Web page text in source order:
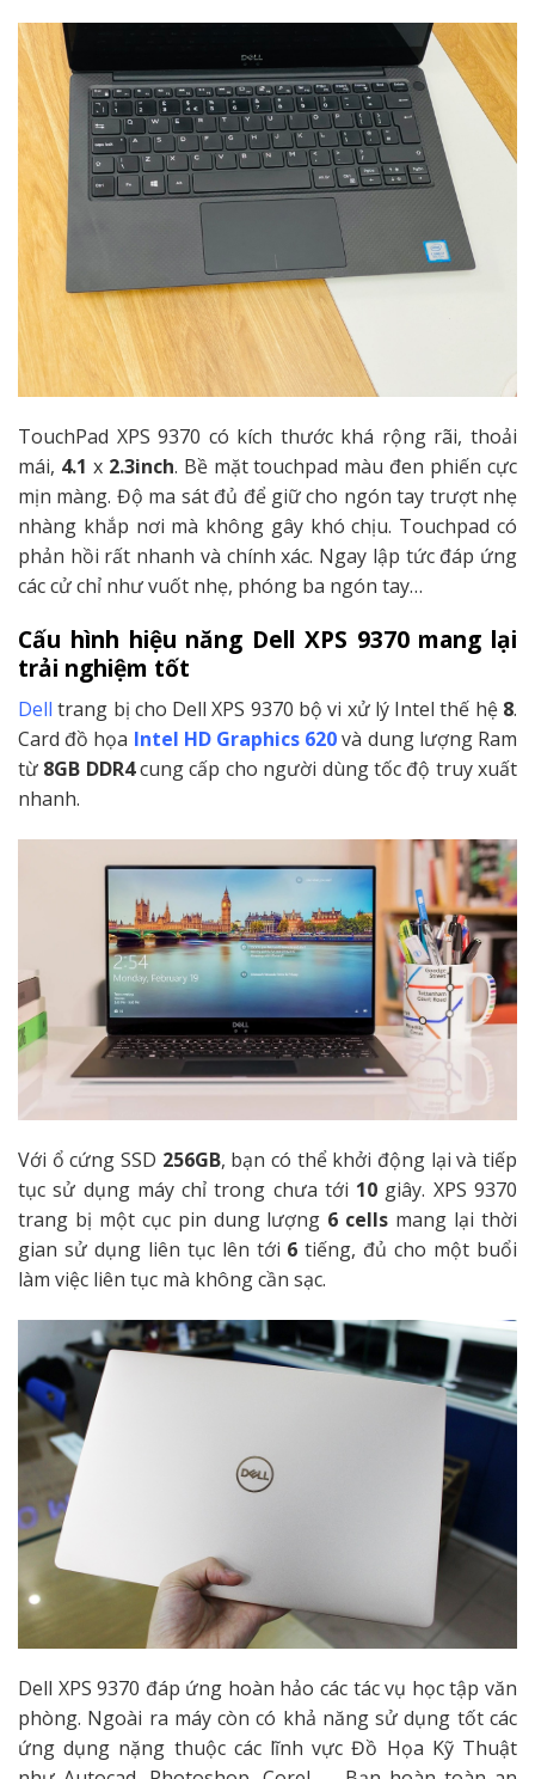
TouchPad XPS 9370 có kích thước khá rộng rãi, thoải
mái, 4.1 x 2.3inch. Bề mặt touchpad màu đen phiến cực
mịn màng. Độ ma sát đủ để giữ cho ngón tay trượt nhẹ
nhàng khắp nơi mà không gây khó chịu. Touchpad có
phản hồi rất nhanh và chính xác. Ngay lập tức đáp ứng
các cử chỉ như vuốt nhẹ, phóng ba ngón tay…
Cấu hình hiệu năng Dell XPS 9370 mang lại
trải nghiệm tốt
Dell trang bị cho Dell XPS 9370 bộ vi xử lý Intel thế hệ8.
Card đồ họa Intel HD Graphics 620và dung lượng Ram
từ 8GB DDR4cung cấp cho người dùng tốc độ truy xuất
nhanh.
Với ổ cứng SSD 256GB, bạn có thể khởi động lại và tiếp
tục sử dụng máy chỉ trong chưa tới 10 giây. XPS 9370
trang bị một cục pin dung lượng 6 cells mang lại thời
gian sử dụng liên tục lên tới 6 tiếng, đủ cho một buổi
làm việc liên tục mà không cần sạc.
Dell XPS 9370 đáp ứng hoàn hảo các tác vụ học tập văn
phòng. Ngoài ra máy còn có khả năng sử dụng tốt các
ứng dụng nặng thuộc các lĩnh vực Đồ Họa Kỹ Thuật